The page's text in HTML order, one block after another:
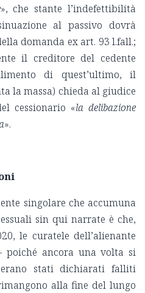
», che stante l’indefettibilità
al passivo dovrà
domanda ex art. 93 l.fall.;
il creditore del cedente
di quest’ultimo, il
la massa) chieda al giudice
cessionario «la delibazione
».
singolare che accumuna
sin qui narrate è che,
le curatele dell’alienante
poiché ancora una volta si
stati dichiarati falliti
alla fine del lungo